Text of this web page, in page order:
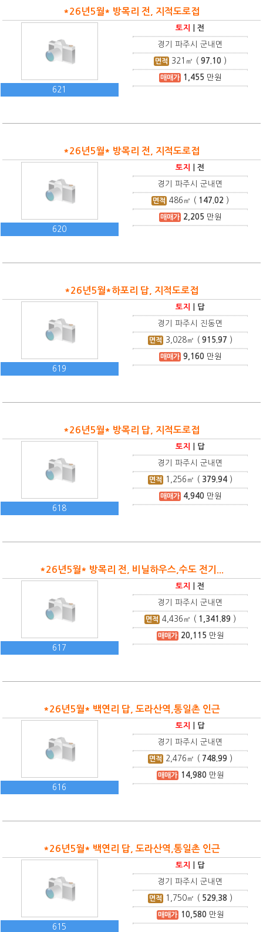
*26년5월* 방목리 전, 지적도로접
621
토지 |전
경기 파주시 군내면
면적 321 ㎡ (97.10 )
매매가 1,455 만원
*26년5월* 방목리 전, 지적도로접
620
토지 |전
경기 파주시 군내면
면적 486 ㎡ ( 147.02 )
매매가 2,205 만원
*26년5월*하포리 답, 지적도로접
619
토지 답
경기 파주시 진동면
면적 3,028㎡ (915.97 )
매매가 9,160만원
*26년5월* 방목리 답, 지적도로접
618
토지 답
경기 파주시 군내면
면적 1,256 ㎡ ( 379.94 )
매매가 4,940만원
*26년5월* 방목리 전, 비닐하우스,수도 전기...
617
토지 |전
경기 파주시 군내면
면적 4,436 ㎡ ( 1,341.89 )
매매가 20,115 만원
*26년5월* 백연리 답, 도라산역,통일촌 인근
616
토지 답
경기 파주시 군내면
면적 2,476 ㎡ ( 748.99 )
매매가 14,980만원
*26년5월* 백연리 답, 도라산역,통일촌 인근
615
토지 답
경기 파주시 군내면
면적 1,750㎡ ( 529.38 )
매매가 10,580만원